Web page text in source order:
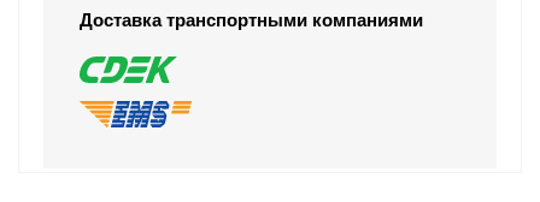
Доставка транспортными компаниями